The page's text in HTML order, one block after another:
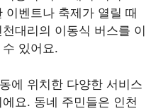
벤트나 축제가 열릴 때
대리의 이동식 버스를 이
있어요.
에 위치한 다양한 서비스
요. 동네 주민들은 인천